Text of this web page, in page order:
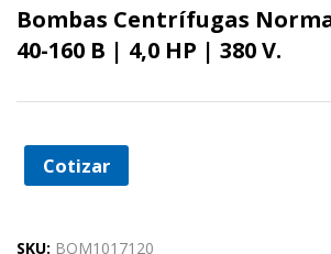
Bombas Centrífugas
40-160 B | 4,0 HP | 380 V.
Cotizar
SKU: BOM1017120